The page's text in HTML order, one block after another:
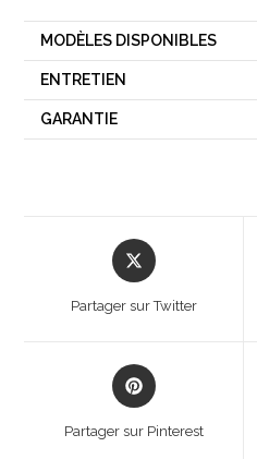
MODÈLES DISPONIBLES
ENTRETIEN
GARANTIE
Opens
in
new
Partager sur Twitter
Opens
in
Partager sur Pinterest